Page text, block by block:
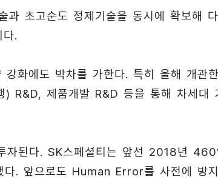
초고순도 정제기술을 동시에 확보해
.
화에도 박차를 가한다. 특히 올해 개관한
R&D, 제품개발 R&D 등을 통해 차세대
자된다. SK스페셜티는 앞선 2018년 460
다. 앞으로도 Human Error를 사전에 방